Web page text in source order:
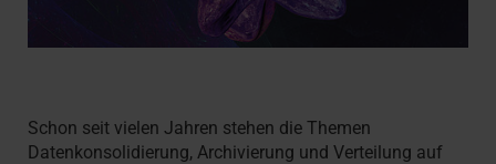
Schon seit vielen Jahren stehen die Themen
Datenkonsolidierung, Archivierung und Verteilung auf